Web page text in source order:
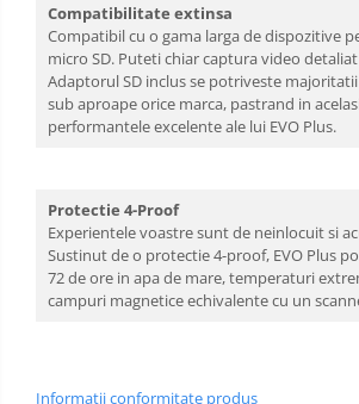
Compatibilitate extinsa
Compatibil cu o gama larga de dispozitive
micro SD. Puteti chiar captura video
Adaptorul SD inclus se potriveste
sub aproape orice marca, pastrand in
performantele excelente ale lui EVO Plus.
Protectie 4-Proof
Experientele voastre sunt de neinlocuit si
Sustinut de o protectie 4-proof, EVO Plus
72 de ore in apa de mare, temperaturi
campuri magnetice echivalente cu un
Informatii conformitate produs